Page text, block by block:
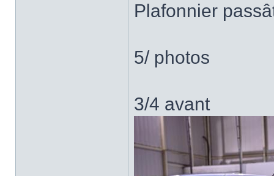
Plafonnier
5/ photos
3/4 avant